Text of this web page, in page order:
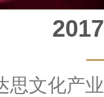
2017
思文化产业